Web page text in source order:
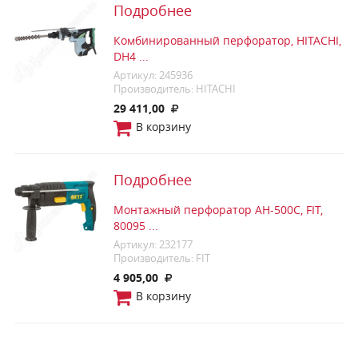
Подробнее
Комбинированный перфоратор, HITACHI,
DH4 ...
Артикул: 245936
Производитель: HITACHI
29 411,00
В корзину
Подробнее
Монтажный перфоратор AH-500C, FIT,
80095 ...
Артикул: 232177
Производитель: FIT
4 905,00
В корзину